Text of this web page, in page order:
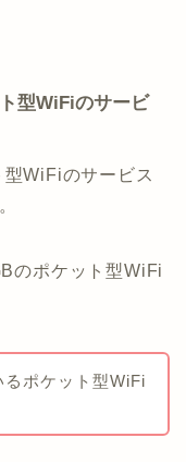
型WiFiのサービ
WiFiのサービス
のポケット型WiFi
ポケット型WiFi